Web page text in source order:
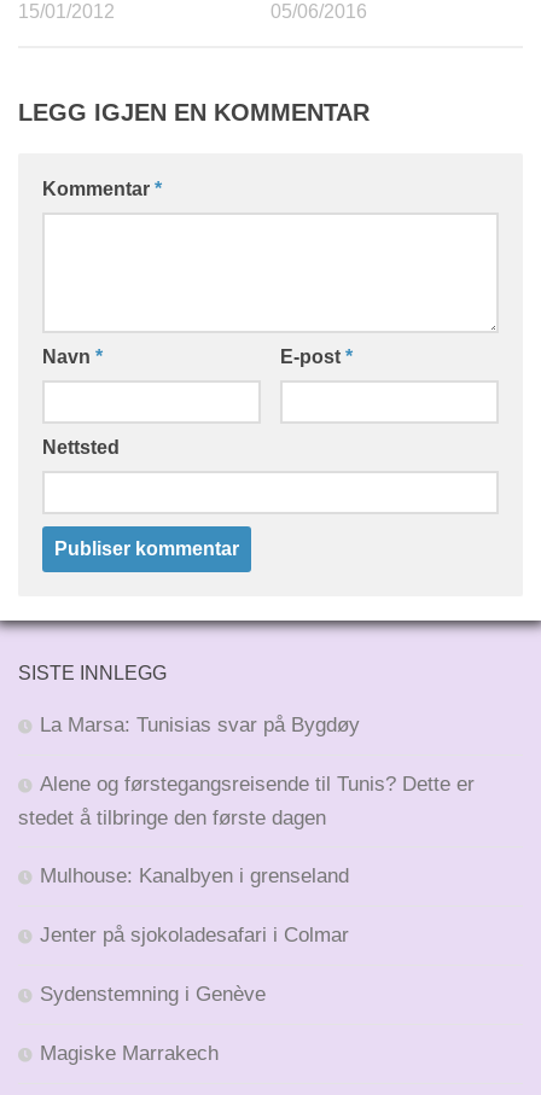
15/01/2012 05/06/2016
LEGG IGJEN EN KOMMENTAR
Kommentar *
Navn * E-post *
Nettsted
SISTE INNLEGG
La Marsa: Tunisias svar på Bygdøy
Alene og førstegangsreisende til Tunis? Dette er
stedet å tilbringe den første dagen
Mulhouse: Kanalbyen i grenseland
Jenter på sjokoladesafari i Colmar
Sydenstemning i Genève
Magiske Marrakech